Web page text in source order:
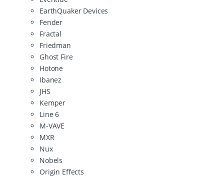
EarthQuaker Devices
Fender
Fractal
Friedman
Ghost Fire
Hotone
Ibanez
JHS
Kemper
Line 6
M-VAVE
MXR
Nux
Nobels
Origin Effects